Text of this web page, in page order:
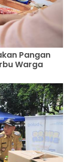
Pangan
Warga